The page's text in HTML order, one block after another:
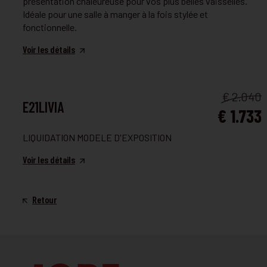
Idéale pour une salle à manger à la fois stylée et
fonctionnelle.
Voir les détails
E21LIVIA
€ 2.040
€ 1.733
LIQUIDATION MODELE D'EXPOSITION
Voir les détails
Retour